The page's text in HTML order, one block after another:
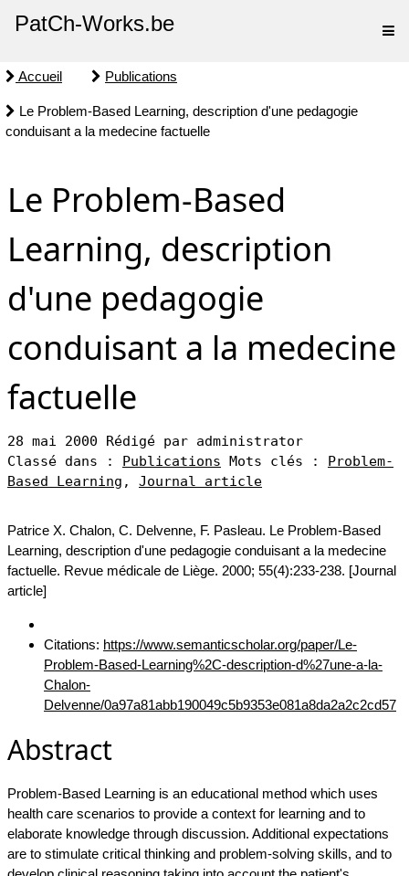
PatCh-Works.be
Accueil Publications
Le Problem-Based Learning, description d'une pedagogie
conduisant a la medecine factuelle
Le Problem-Based
Learning, description
d'une pedagogie
conduisant a la medecine
factuelle
28 mai 2000 Rédigé par administrator
Classé dans : Publications Mots clés : Problem-
Based Learning , Journal article
Patrice X. Chalon, C. Delvenne, F. Pasleau. Le Problem-Based
Learning, description d'une pedagogie conduisant a la medecine
factuelle. Revue médicale de Liège. 2000; 55(4):233-238. [Journal
article]
Citations: https://www.semanticscholar.org/paper/Le-
Problem-Based-Learning%2C-description-d%27une-a-la-
Chalon-
Delvenne/0a97a81abb190049c5b9353e081a8da2a2c2cd57
Abstract
Problem-Based Learning is an educational method which uses
health care scenarios to provide a context for learning and to
elaborate knowledge through discussion. Additional expectations
are to stimulate critical thinking and problem-solving skills, and to